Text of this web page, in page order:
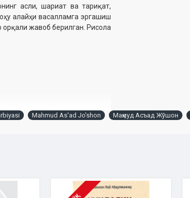
асли, шариат ва тариқат,
алайҳи васалламга эргашиш
орқали жавоб берилган. Рисола
ишлари бўйича қўмитанинг
Mahmud As'ad Jo'shon Маҳмуд Асъад Жўшон